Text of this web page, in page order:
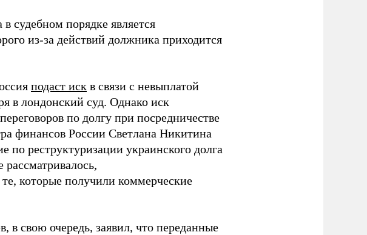
судебном порядке является
из-за действий должника приходится
подаст иск в связи с невыплатой
в лондонский суд. Однако иск
по долгу при посредничестве
финансов России Светлана Никитина
реструктуризации украинского долга
которые получили коммерческие
свою очередь, заявил, что переданные